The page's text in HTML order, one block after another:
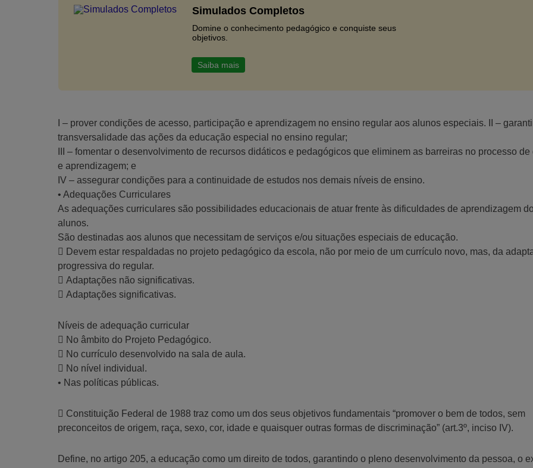
Simulados Completos
Domine o conhecimento pedagógico e conquiste seus
objetivos.
Saiba mais
I – prover condições de acesso, participação e aprendizagem no ensino regular aos alunos especiais. II –
transversalidade das ações da educação especial no ensino regular;
III – fomentar o desenvolvimento de recursos didáticos e pedagógicos que eliminem as barreiras no processo de
e aprendizagem; e
IV – assegurar condições para a continuidade de estudos nos demais níveis de ensino.
• Adequações Curriculares
As adequações curriculares são possibilidades educacionais de atuar frente às dificuldades de aprendizagem
alunos.
São destinadas aos alunos que necessitam de serviços e/ou situações especiais de educação.
 Devem estar respaldadas no projeto pedagógico da escola, não por meio de um currículo novo, mas, da
progressiva do regular.
 Adaptações não significativas.
 Adaptações significativas.
Níveis de adequação curricular
 No âmbito do Projeto Pedagógico.
 No currículo desenvolvido na sala de aula.
 No nível individual.
• Nas políticas públicas.
 Constituição Federal de 1988 traz como um dos seus objetivos fundamentais “promover o bem de todos, sem
preconceitos de origem, raça, sexo, cor, idade e quaisquer outras formas de discriminação” (art.3º, inciso IV).
Define, no artigo 205, a educação como um direito de todos, garantindo o pleno desenvolvimento da pessoa, o